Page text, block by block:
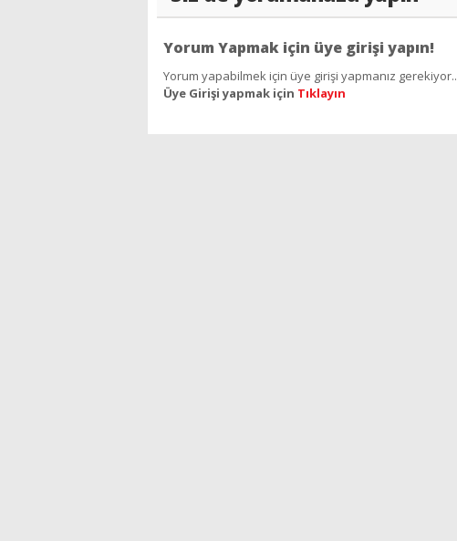
Yorum Yapmak için üye girişi yapın!
Yorum yapabilmek için üye girişi yapmanız gerekiyor..
Üye Girişi yapmak için Tıklayın